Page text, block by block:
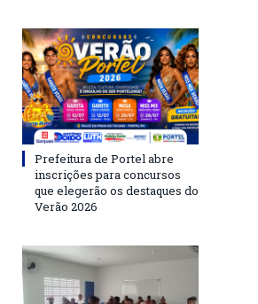
Prefeitura de Portel abre
inscrições para concursos
que elegerão os destaques do
Verão 2026